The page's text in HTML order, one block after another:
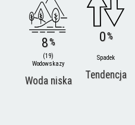
8%
(19)
Wodowskazy
Woda niska
0%
Spadek
Tendencja